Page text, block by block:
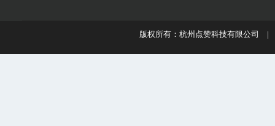
版权所有：杭州点赞科技有限公司